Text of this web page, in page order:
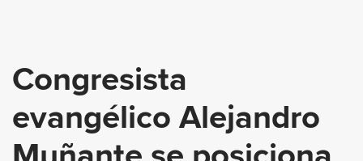
Congresista
evangélico Alejandro